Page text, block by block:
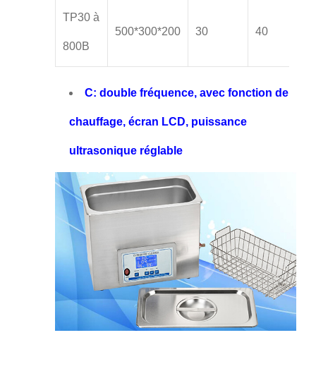
TP30 à
800B
500*300*200 30 40
C: double fréquence, avec fonction de
chauffage, écran LCD, puissance
ultrasonique réglable